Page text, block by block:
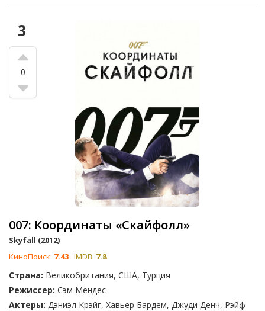
3
0
007: Координаты «Скайфолл»
Skyfall (2012)
КиноПоиск: 7.43 IMDB: 7.8
Страна: Великобритания, США, Турция
Режиссер: Сэм Мендес
Актеры: Дэниэл Крэйг, Хавьер Бардем, Джуди Денч, Рэйф